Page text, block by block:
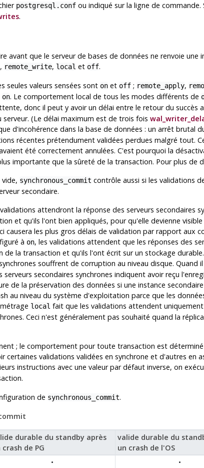
postgresql.conf ou indiqué sur la ligne de
.
avant que le serveur de bases de données ne renvoie une
remote_write, local et off.
seules valeurs sensées sont on et off ; remote_apply,
on. Le comportement local de tous les modes différents de
donc il peut y avoir un délai entre le retour du succès
(Le délai maximum est de trois fois
d'incohérence dans la base de données : un arrêt brutal
récentes prétendument validées perdues malgré tout.
été correctement annulées. C'est pourquoi la
importante que la sûreté de la transaction. Pour plus de
synchronous_commit contrôle aussi si les validations
secondaire.
attendront la réponse des serveurs secondaires
et qu'ils l'ont bien appliqués, pour qu'elle devienne
causera les plus gros délais de validation par rapport aux
à on, les validations attendent que les réponses des
la transaction et qu'ils l'ont écrit sur un stockage
souffrent de corruption au niveau disque. Quand
secondaires synchrones indiquent avoir reçu
de la préservation des données si une instance
au niveau du système d'exploitation parce que les
local fait que les validations attendent
Ceci n'est généralement pas souhaité quand la
; le comportement pour toute transaction est
validations validées en synchrone et d'autres en
instructions avec une valeur par défaut inverse, on
de synchronous_commit.
durable du standby après
crash de PG
valide durable du
un crash de l'OS
• •